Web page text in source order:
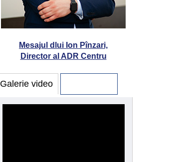
Mesajul dlui Ion Pînzari,
Director al ADR Centru
Galerie video